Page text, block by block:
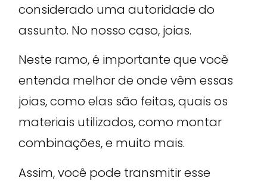
considerado uma autoridade do
assunto. No nosso caso, joias.
Neste ramo, é importante que você
entenda melhor de onde vêm essas
joias, como elas são feitas, quais os
materiais utilizados, como montar
combinações, e muito mais.
Assim, você pode transmitir esse